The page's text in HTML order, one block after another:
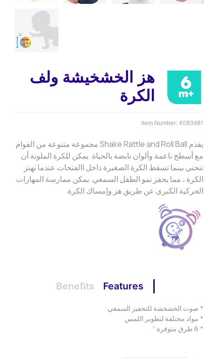
هز الخشخيشة ولف
الكرة
Item Number: 4083681
يقدم Shake Rattle and Roll Ball مجموعة متنوعة من القوام
مع أسطح ناعمة وألوان نابضة بالحياة. يمكن للكرة الملونة أن
تنحني بينما تسقط الكرة الصغيرة داخل االفتحات عندما تهتز
الكرة ، مما يحفز نمو الطفل السمعي. يمكن ممارسة المهارات
الحركية الكبرى عن طريق هز وإمساك الكرة.
Features
Benefits
* صوت الخشخشة للتحفيز السمعي
* مواد مختلفة لتطوير اللمس
* 6 طرق متوفرة “